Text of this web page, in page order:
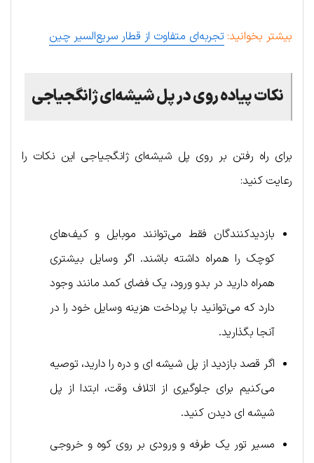
بیشتر بخوانید: تجربه‌ای متفاوت از قطار سریع‌السیر چین
نکات پیاده روی درپل شیشه‌ای ژانگجیاجی
برای راه رفتن بر روی پل شیشه‌ای ژانگجیاجی این نکات را
رعایت کنید:
بازدیدکنندگان فقط می‌توانند موبایل و کیف‌های
کوچک را همراه داشته باشند. اگر وسایل بیشتری
همراه دارید در بدو ورود، یک فضای کمد مانند وجود
دارد که می‌توانید با پرداخت هزینه وسایل خود را در
آنجا بگذارید.
اگر قصد بازدید از پل شیشه ای و دره را دارید، توصیه
می‌کنیم برای جلوگیری از اتلاف وقت، ابتدا از پل
شیشه ای دیدن کنید.
مسیر تور یک طرفه و ورودی بر روی کوه و خروجی